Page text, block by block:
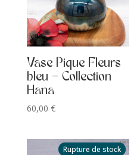
Vase Pique Fleurs
bleu – Collection
Hana
60,00 €
Rupture de stock